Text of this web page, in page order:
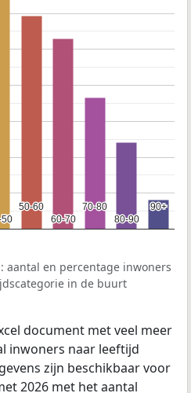
50-60
50-60
60-70
60-70
70-80
70-80
80-90
80-90
90+
90+
aantal en percentage inwoners
in de buurt
document met veel meer
inwoners naar leeftijd
zijn beschikbaar voor
2026 met het aantal